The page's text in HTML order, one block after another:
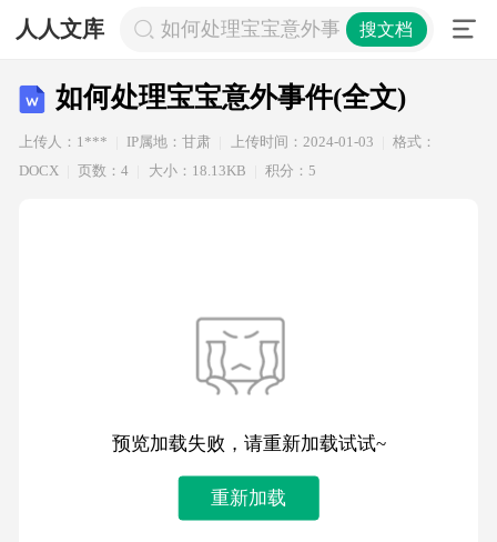
人人文库 如何处理宝宝意外事件(全文)
搜文档
如何处理宝宝意外事件(全文)
上传人：1*** IP属地：甘肃 上传时间：2024-01-03
格式：
DOCX
页数：4 大小：18.13KB 积分：5
预览加载失败，请重新加载试试~
重新加载